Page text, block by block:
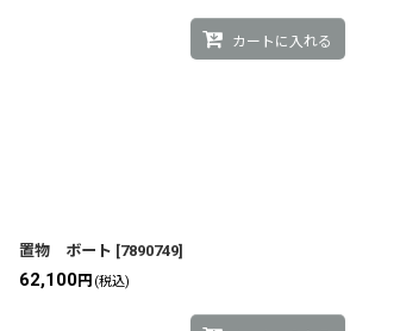
カートに入れる
置物 ボート [7890749]
62,100円 (税込)